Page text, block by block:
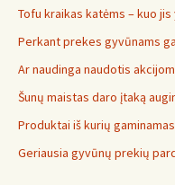
Tofu kraikas katėms – kuo
Perkant prekes gyvūnams
Ar naudinga naudotis
Šunų maistas daro įtaką
Produktai iš kurių
Geriausia gyvūnų prekių